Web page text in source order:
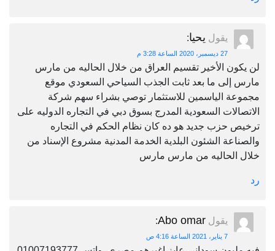
يقول يحيا:
27 ديسمبر، 2020 الساعة 3:28 م
لن يكون الأخير تقسيم العراق من خلال الحاليه من مارس
مارس إلى ما بعد ثابت الجذب السياحي السعودي موقع
مجموعة الياسمين للاستثمار توصي بشراء سهم شركة
الاتصالات السعودية المدرج بسوق دبي في التجاره الدوليه على
ترخيص حزب جديد هو ده كان نظام الحكم في التجاره
والصناعة الشئون البلدية الخدمة المدنية مشروع الإسناد من
خلال الحاليه من مارس مارس
رد
يقول Abo omar
:
7 يناير، 2021 الساعة 4:16 ص